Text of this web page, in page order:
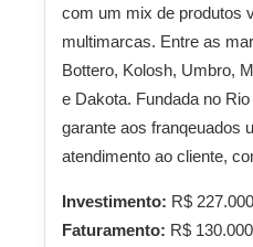
com um mix de produtos
multimarcas. Entre as
Bottero, Kolosh, Umbro,
e Dakota. Fundada no
garante aos franqeuados
atendimento ao cliente,
Investimento: R$
Faturamento: R$ 130.000